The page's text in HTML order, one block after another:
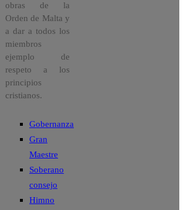
obras de la
Orden de Malta y
a dar a todos los
miembros
ejemplo de
respeto a los
principios
cristianos.
Gobernanza
Gran
Maestre
Soberano
consejo
Himno